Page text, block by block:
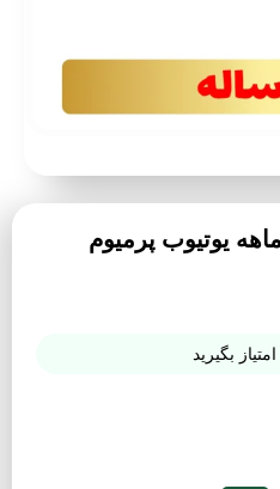
امتیاز بگیرید